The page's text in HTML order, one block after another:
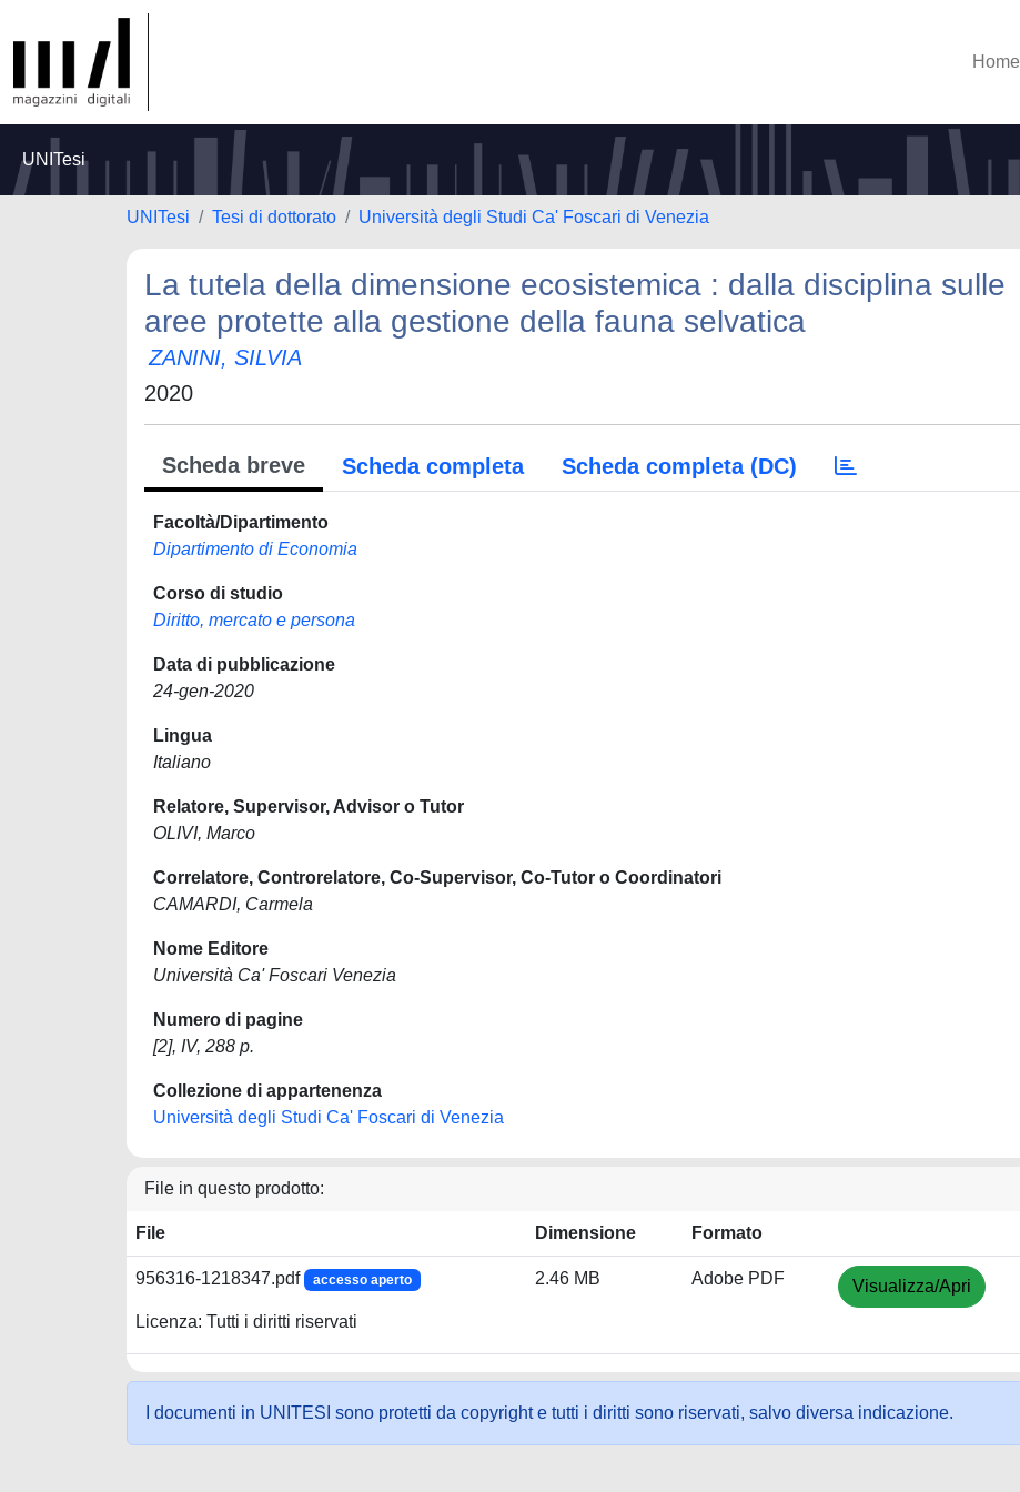
Home
UNITesi
UNITesi Tesi di dottorato Università degli Studi Ca' Foscari di Venezia
La tutela della dimensione ecosistemica : dalla disciplina sulle
aree protette alla gestione della fauna selvatica
ZANINI, SILVIA
2020
Scheda breve Scheda completa Scheda completa (DC)
Facoltà/Dipartimento
Dipartimento di Economia
Corso di studio
Diritto, mercato e persona
Data di pubblicazione
24-gen-2020
Lingua
Italiano
Relatore, Supervisor, Advisor o Tutor
OLIVI, Marco
Correlatore, Controrelatore, Co-Supervisor, Co-Tutor o Coordinatori
CAMARDI, Carmela
Nome Editore
Università Ca' Foscari Venezia
Numero di pagine
[2], IV, 288 p.
Collezione di appartenenza
Università degli Studi Ca' Foscari di Venezia
File in questo prodotto:
File Dimensione Formato
956316-1218347.pdf accesso aperto
Licenza: Tutti i diritti riservati
2.46 MB Adobe PDF Visualizza/Apri
I documenti in UNITESI sono protetti da copyright e tutti i diritti sono riservati, salvo diversa indicazione.